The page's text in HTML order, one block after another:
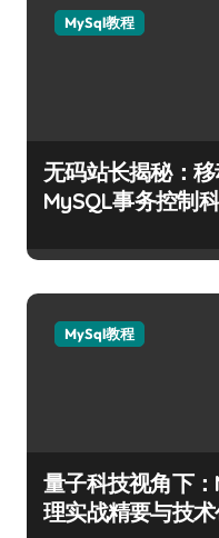
MySql教程
无码站长揭秘：移
MySQL事务控制
MySql教程
量子科技视角下
理实战精要与技